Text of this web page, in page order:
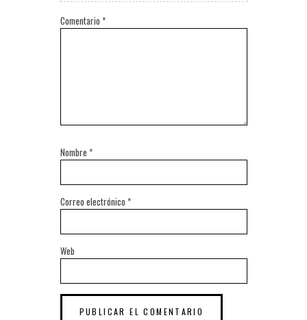
Comentario *
Nombre *
Correo electrónico *
Web